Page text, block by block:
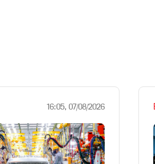
16:05, 07/08/2026